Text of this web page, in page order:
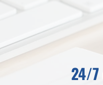
24/7